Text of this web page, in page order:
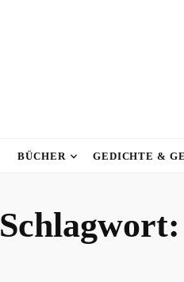
BÜCHER GEDICHTE &
Schlagwort: